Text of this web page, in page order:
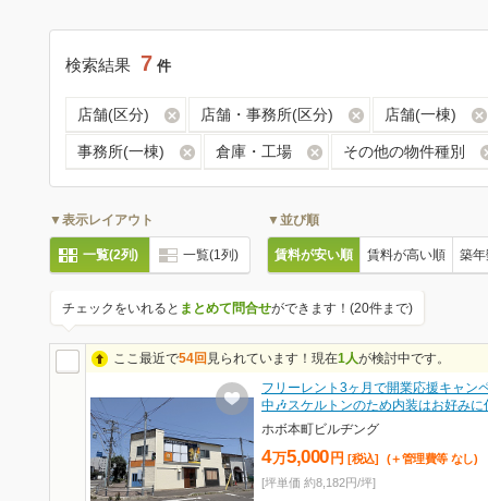
検索結果 7 件
店舗(区分) 店舗・事務所(区分) 店舗(一棟)
事務所(一棟) 倉庫・工場 その他の物件種別
▼表示レイアウト
一覧(2列) 一覧(1列)
▼並び順
賃料が安い順 賃料が高い順 築
チェックをいれると まとめて問合せができます！(20件まで)
ここ最近で54回 見られています！現在1人が検討中です。
フリーレント3ヶ月で開業応援キャン
中🎶スケルトンのため内装はお好み
ホボ本町ビルヂング
4万5,000 円 [税込] (＋管理費等 なし)
[坪単価 約8,182円/坪]